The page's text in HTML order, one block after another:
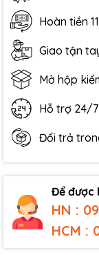
Hoàn tiền
Giao tận
Mở hộp
Hỗ trợ 24/7
Đổi trả
Để được
HN :
HCM :